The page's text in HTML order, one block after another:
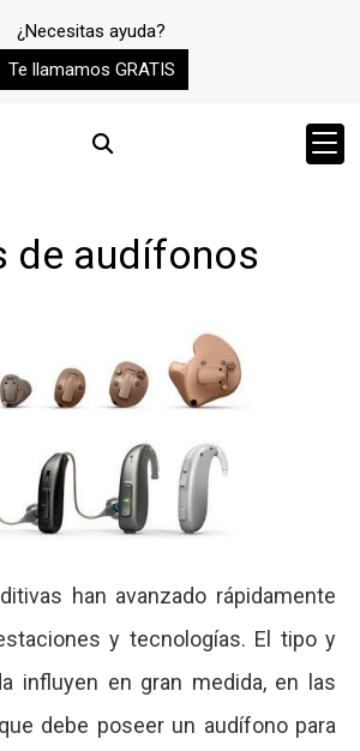
¿Necesitas ayuda?
Te llamamos GRATIS
de audífonos
han avanzado rápidamente
y tecnologías. El tipo y
influyen en gran medida, en las
debe poseer un audífono para